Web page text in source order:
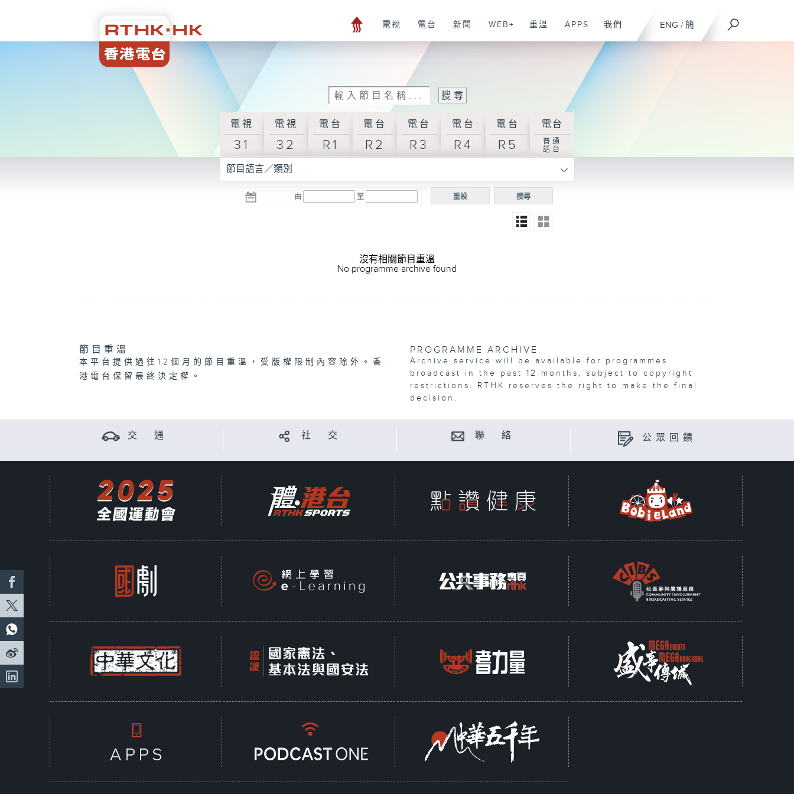
ENG / 簡
電視 電台 新聞 WEB+ 重溫 APPS 我們
電視
31
電視
32
電台
R1
電台
R2
電台
R3
電台
R4
電台
R5
電台
普通
話台
節目語言／類別
由 至 搜尋
重設
沒有相關節目重溫
No programme archive found
節目重溫
本平台提供過往12個月的節目重溫，受版權限制內容除外。香
港電台保留最終決定權。
PROGRAMME ARCHIVE
Archive service will be available for programmes
broadcast in the past 12 months, subject to copyright
restrictions. RTHK reserves the right to make the final
decision.
交 通 社 交 聯 絡 公眾回饋